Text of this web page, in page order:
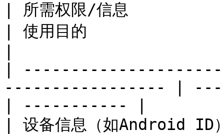
| 所需权限/信息
| 使用目的
|
----------------- |
| ----------- |
| 设备信息（如